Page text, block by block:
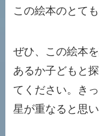
この絵本のとて
ぜひ、この絵本
あるか子どもと
てください。き
星が重なると思い